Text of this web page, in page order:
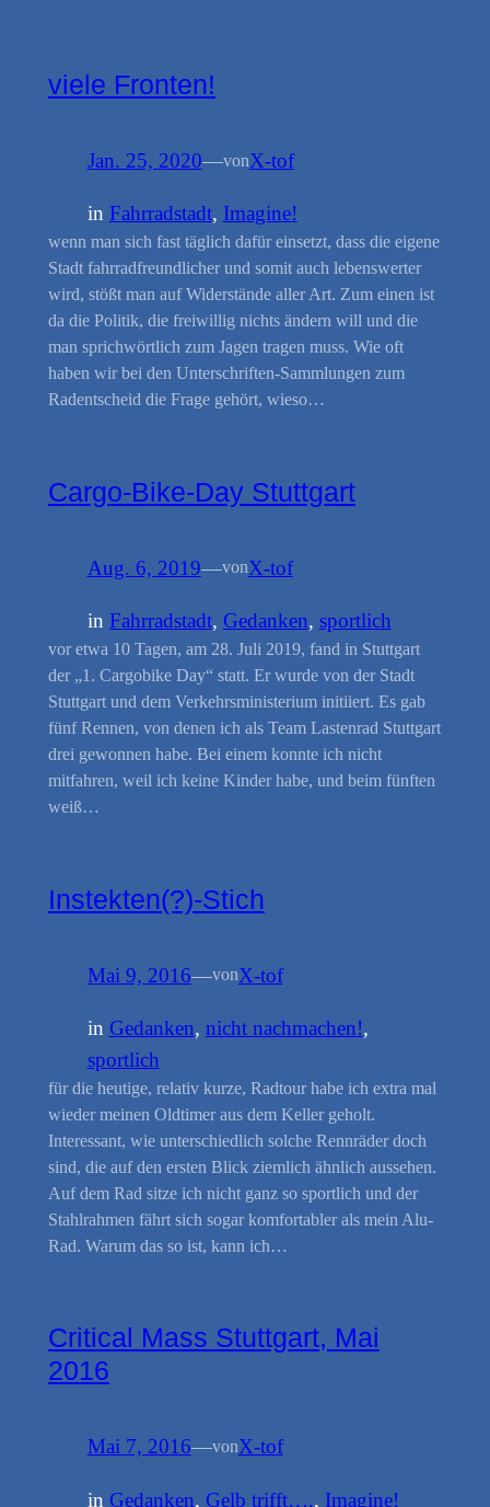
viele Fronten!
Jan. 25, 2020—vonX-tof
in Fahrradstadt, Imagine!
wenn man sich fast täglich dafür einsetzt, dass die eigene
Stadt fahrradfreundlicher und somit auch lebenswerter
wird, stößt man auf Widerstände aller Art. Zum einen ist
da die Politik, die freiwillig nichts ändern will und die
man sprichwörtlich zum Jagen tragen muss. Wie oft
haben wir bei den Unterschriften-Sammlungen zum
Radentscheid die Frage gehört, wieso…
Cargo-Bike-Day Stuttgart
Aug. 6, 2019—vonX-tof
in Fahrradstadt, Gedanken, sportlich
vor etwa 10 Tagen, am 28. Juli 2019, fand in Stuttgart
der „1. Cargobike Day“ statt. Er wurde von der Stadt
Stuttgart und dem Verkehrsministerium initiiert. Es gab
fünf Rennen, von denen ich als Team Lastenrad Stuttgart
drei gewonnen habe. Bei einem konnte ich nicht
mitfahren, weil ich keine Kinder habe, und beim fünften
weiß…
Instekten(?)-Stich
Mai 9, 2016—vonX-tof
in Gedanken, nicht nachmachen!
sportlich
für die heutige, relativ kurze, Radtour habe ich extra mal
wieder meinen Oldtimer aus dem Keller geholt.
Interessant, wie unterschiedlich solche Rennräder doch
sind, die auf den ersten Blick ziemlich ähnlich aussehen.
Auf dem Rad sitze ich nicht ganz so sportlich und der
Stahlrahmen fährt sich sogar komfortabler als mein Alu-
Rad. Warum das so ist, kann ich…
Critical Mass Stuttgart, Mai
2016
Mai 7, 2016—vonX-tof
in Gedanken, Gelb trifft…., Imagine!